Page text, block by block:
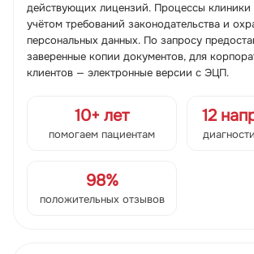
действующих лицензий. Процессы клиники
учётом требований законодательства и
персональных данных. По запросу
заверенные копии документов, для
клиентов — электронные версии с ЭЦП.
10+ лет
помогаем пациентам
12
98%
положительных отзывов